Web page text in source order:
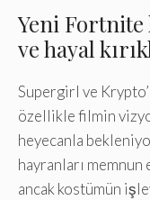
Yeni
ve hayal
Supergirl ve
özellikle filmin
heyecanla
hayranları
ancak kostümün